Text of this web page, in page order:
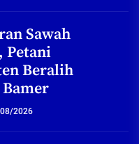
Sawah
Petani
Beralih
2026